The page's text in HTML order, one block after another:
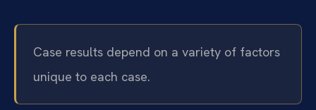
Case results depend on a variety of factors
unique to each case.